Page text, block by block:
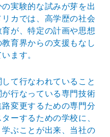
実験的な試みが芽を出
カでは、高学歴の社会
が、特定の計画や思想
育界からの支援もなし
ます。
て行なわれていること
行なっている専門技術
変更するための専門分
ーするための学校に、
ぶことが出来、当社の